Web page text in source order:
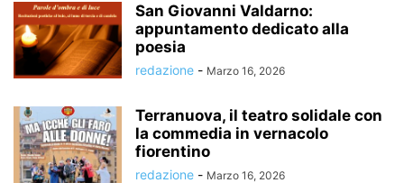
San Giovanni Valdarno:
appuntamento dedicato alla
poesia
redazione - Marzo 16, 2026
Terranuova, il teatro solidale con
la commedia in vernacolo
fiorentino
redazione - Marzo 16, 2026